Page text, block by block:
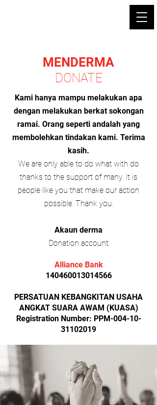
MENDERMA
DONATE
Kami hanya mampu melakukan apa
dengan melakukan berkat sokongan
ramai. Orang seperti andalah yang
membolehkan tindakan kami. Terima
kasih.
We are only able to do what with do
thanks to the support of many. It is
people like you that make our action
possible. Thank you.
Akaun derma
Donation account
Alliance Bank
140460013014566
PERSATUAN KEBANGKITAN USAHA
ANGKAT SUARA AWAM (KUASA)
Registration Number: PPM-004-10-
31102019